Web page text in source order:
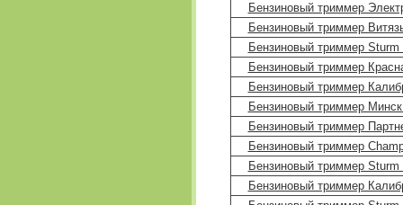
Бензиновый триммер
Бензиновый триммер
Бензиновый триммер Sturm
Бензиновый триммер
Бензиновый триммер
Бензиновый триммер
Бензиновый триммер
Бензиновый триммер
Бензиновый триммер Sturm
Бензиновый триммер